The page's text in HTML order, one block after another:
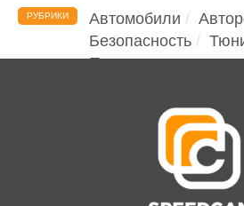
РУБРИКИ Автомобили
Безопасность
Помощь водителю